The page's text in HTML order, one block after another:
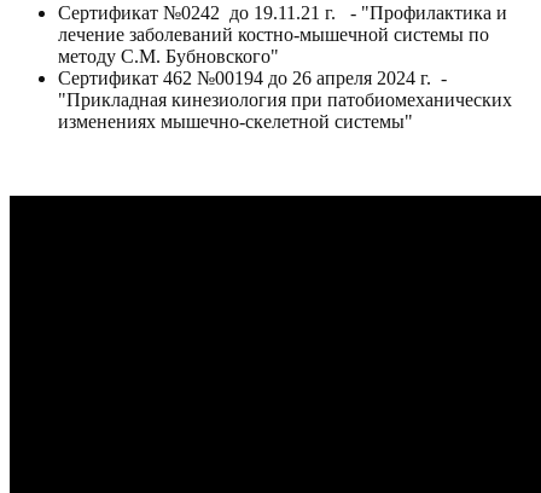
Сертификат №0242 до 19.11.21 г. - "Профилактика и
лечение заболеваний костно-мышечной системы по
методу С.М. Бубновского"
Сертификат 462 №00194 до 26 апреля 2024 г. -
"Прикладная кинезиология при патобиомеханических
изменениях мышечно-скелетной системы"